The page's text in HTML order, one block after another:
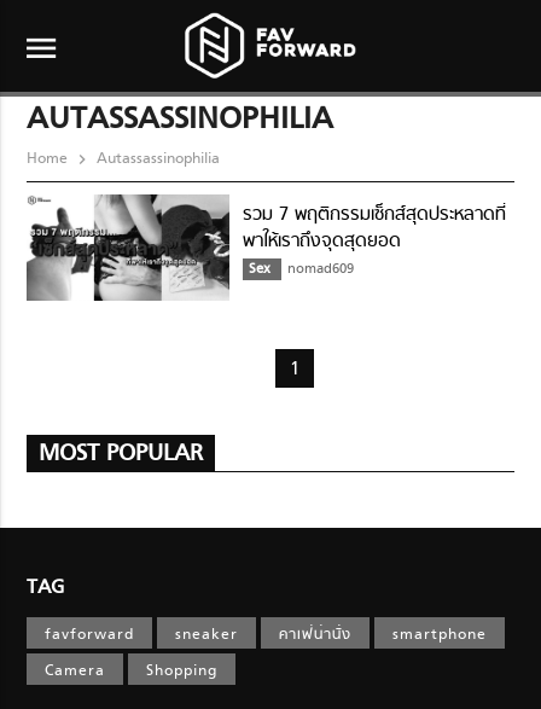
menu
AUTASSASSINOPHILIA
Home Autassassinophilia
รวม 7 พฤติกรรมเซ็กส์สุดประหลาดที่
พาให้เราถึงจุดสุดยอด
Sex nomad609
1
MOST POPULAR
TAG
favforward sneaker คาเฟ่น่านั่ง
smartphone
Camera
Shopping